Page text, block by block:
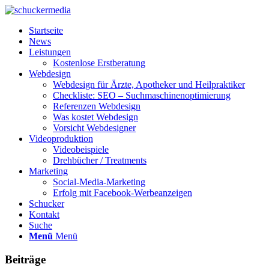
Startseite
News
Leistungen
Kostenlose Erstberatung
Webdesign
Webdesign für Ärzte, Apotheker und Heilpraktiker
Checkliste: SEO – Suchmaschinenoptimierung
Referenzen Webdesign
Was kostet Webdesign
Vorsicht Webdesigner
Videoproduktion
Videobeispiele
Drehbücher / Treatments
Marketing
Social-Media-Marketing
Erfolg mit Facebook-Werbeanzeigen
Schucker
Kontakt
Suche
Menü Menü
Beiträge